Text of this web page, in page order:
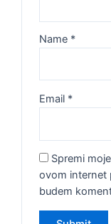
Name *
Email *
Spremi
ovom internet
budem